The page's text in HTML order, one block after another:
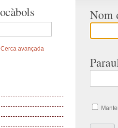
Nom
Cerca avançada